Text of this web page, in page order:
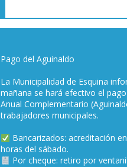
Pago del Aguinaldo
La Municipalidad de Esquina
mañana se hará efectivo el
Anual Complementario
trabajadores municipales.
Bancarizados: acreditación
horas del sábado.
Por cheque: retiro por